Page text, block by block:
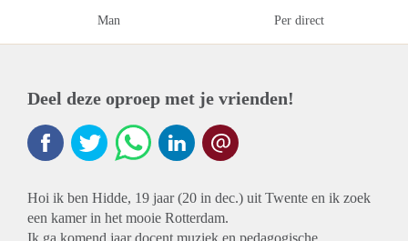
Man Per direct
Deel deze oproep met je vrienden!
Hoi ik ben Hidde, 19 jaar (20 in dec.) uit Twente en ik zoek
een kamer in het mooie Rotterdam.
Ik ga komend jaar docent muziek en pedagogische